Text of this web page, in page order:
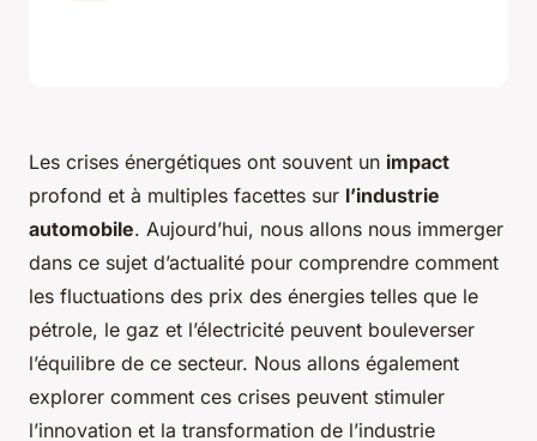
Les crises énergétiques ont souvent un impact
profond et à multiples facettes sur l’industrie
automobile. Aujourd’hui, nous allons nous immerger
dans ce sujet d’actualité pour comprendre comment
les fluctuations des prix des énergies telles que le
pétrole, le gaz et l’électricité peuvent bouleverser
l’équilibre de ce secteur. Nous allons également
explorer comment ces crises peuvent stimuler
l’innovation et la transformation de l’industrie